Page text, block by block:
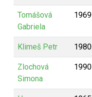
Tomášová
Gabriela
1969
Klimeš Petr 1980
Zlochová
Simona
1990